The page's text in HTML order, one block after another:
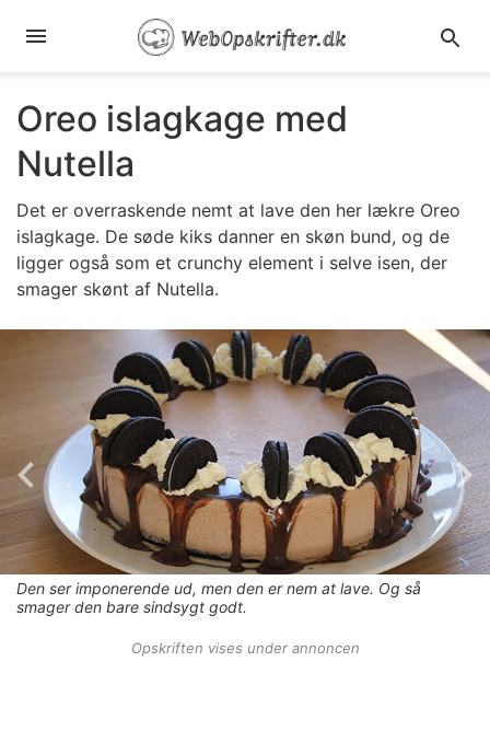
Oreo islagkage med
Nutella
Det er overraskende nemt at lave den her lækre Oreo
islagkage. De søde kiks danner en skøn bund, og de
ligger også som et crunchy element i selve isen, der
smager skønt af Nutella.
Den ser imponerende ud, men den er nem at lave. Og så
smager den bare sindsygt godt.
Opskriften vises under annoncen